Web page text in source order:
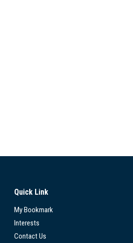
Quick Link
My Bookmark
Interests
Contact Us